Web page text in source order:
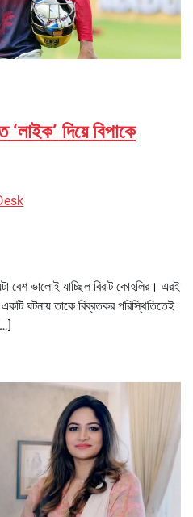
দিয়ে বিপাকে
বেশ ভালোই যাচ্ছিল বিরাট কোহলির। এরই
ঘটনায় তাকে বিব্রতকর পরিস্থিতিতেই